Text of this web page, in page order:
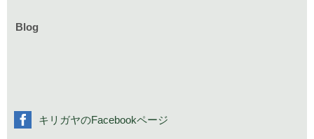
お知らせ一覧
Blog
社長の不定期日記
キリガヤのFacebookページ